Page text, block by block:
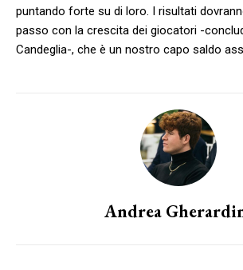
puntando forte su di loro. I risultati
passo con la crescita dei giocatori -
Candeglia-, che è un nostro capo saldo
Andrea